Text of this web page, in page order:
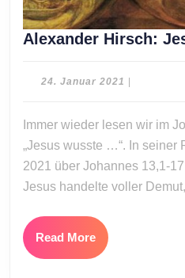
Alexander Hirsch:
24. Januar 2021 24.
Immer wieder lesen wir im
„Jesus wusste …“. In seiner
2021 über Johannes 13,1-
Jesus handelte voller
Read MoreRead
More